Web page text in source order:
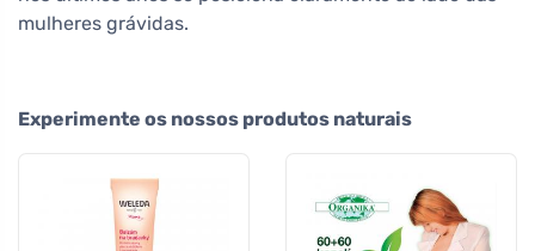
mulheres grávidas.
Experimente os nossos produtos naturais